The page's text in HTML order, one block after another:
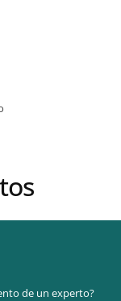
de un experto?